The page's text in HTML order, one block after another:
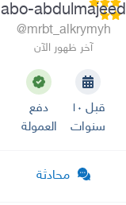
abo-abdulmajeed
@mrbt_alkrymyh
آخر ظهور الآن
قبل ١٠
سنوات
دفع
العمولة
محادثة